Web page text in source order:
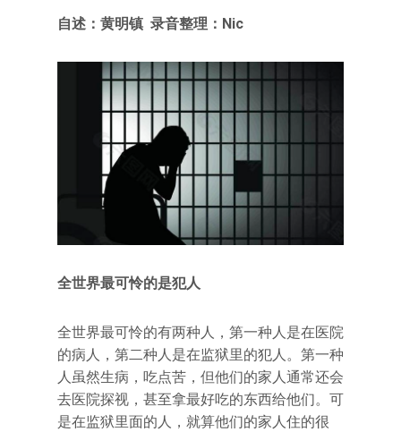
自述：黄明镇 录音整理：Nic
全世界最可怜的是犯人
全世界最可怜的有两种人，第一种人是在医院
的病人，第二种人是在监狱里的犯人。第一种
人虽然生病，吃点苦，但他们的家人通常还会
去医院探视，甚至拿最好吃的东西给他们。可
是在监狱里面的人，就算他们的家人住的很